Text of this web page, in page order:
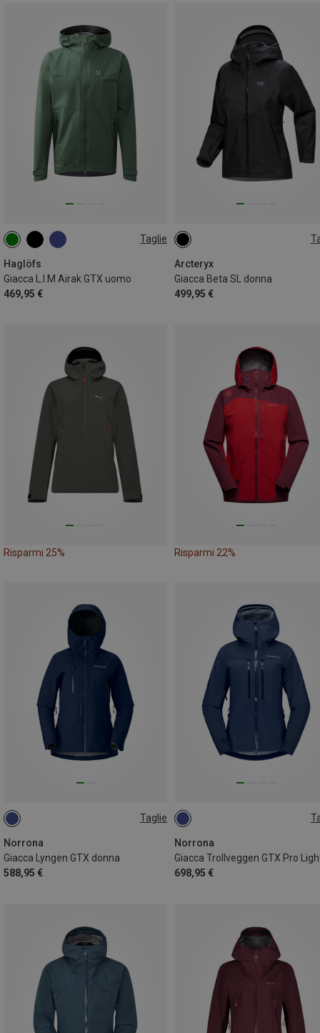
Taglie
Haglöfs
Giacca L.I.M Airak GTX uomo
469,95 €
S M L
Arcteryx
Giacca Beta SL donna
499,95 €
M
Risparmi 25% Risparmi 22%
Taglie
Norrona
Giacca Lyngen GTX donna
588,95 €
XS
Norrona
698,95 €
S